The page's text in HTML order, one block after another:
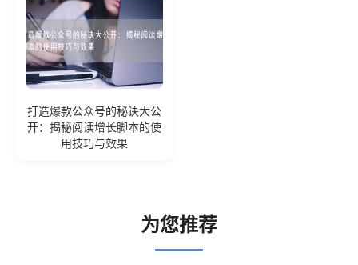
打造爆款公众号的秘诀大公
开：揭秘阅读增长脚本的使
用技巧与效果
为您推荐